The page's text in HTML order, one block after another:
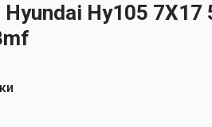
Hy105 7X17